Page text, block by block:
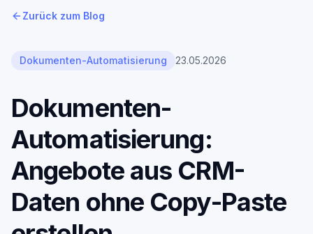
Facio Agent
AI Security Platform
Enterprise Knowledge Base
JsonCut Media
Json2doc Documents
Leistungen
Blog
Zurück zum Blog
Dokumenten-Automatisierung 23.05.2026
Dokumenten-
Automatisierung:
Angebote aus CRM-
Daten ohne Copy-Paste